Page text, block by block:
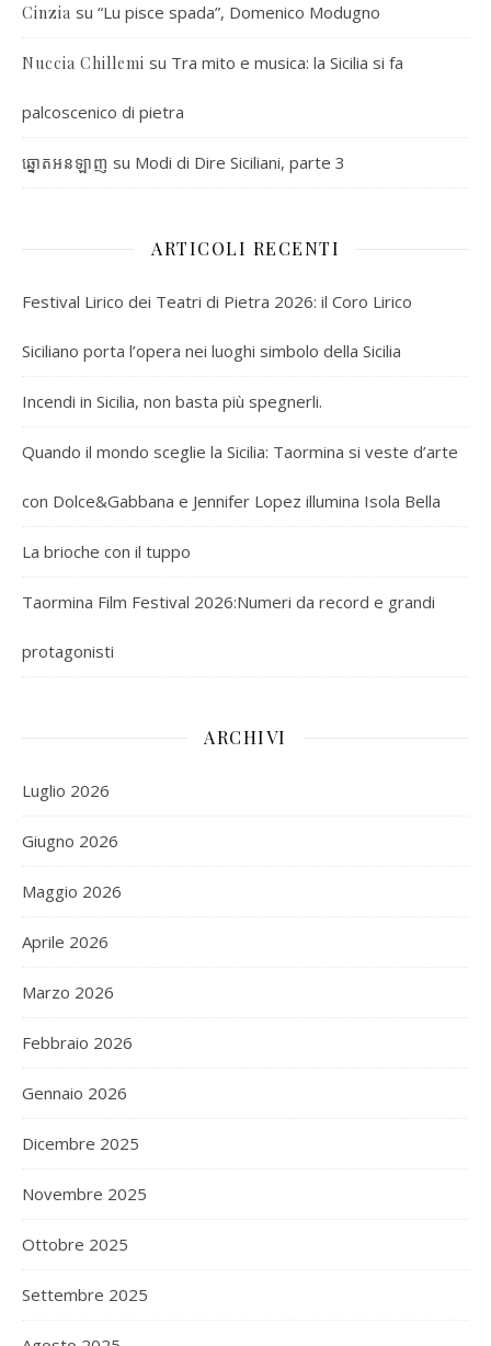
Cinzia su “Lu pisce spada”, Domenico Modugno
Nuccia Chillemi su Tra mito e musica: la Sicilia si fa
palcoscenico di pietra
ឆ្នោតអនឡាញ su Modi di Dire Siciliani, parte 3
ARTICOLI RECENTI
Festival Lirico dei Teatri di Pietra 2026: il Coro Lirico
Siciliano porta l’opera nei luoghi simbolo della Sicilia
Incendi in Sicilia, non basta più spegnerli.
Quando il mondo sceglie la Sicilia: Taormina si veste d’arte
con Dolce&Gabbana e Jennifer Lopez illumina Isola Bella
La brioche con il tuppo
Taormina Film Festival 2026:Numeri da record e grandi
protagonisti
ARCHIVI
Luglio 2026
Giugno 2026
Maggio 2026
Aprile 2026
Marzo 2026
Febbraio 2026
Gennaio 2026
Dicembre 2025
Novembre 2025
Ottobre 2025
Settembre 2025